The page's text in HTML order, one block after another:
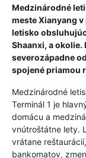
Medzinárodné
meste Xianyang
letisko
Shaanxi, a
severozápadne
spojené priamou
Medzinárodné
Terminál 1 je
domácu a
vnútroštátne lety.
vrátane
bankomatov,